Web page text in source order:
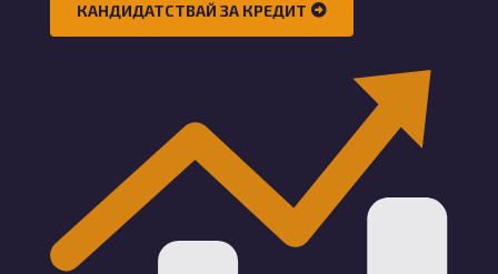
КАНДИДАТСТВАЙ ЗА КРЕДИТ